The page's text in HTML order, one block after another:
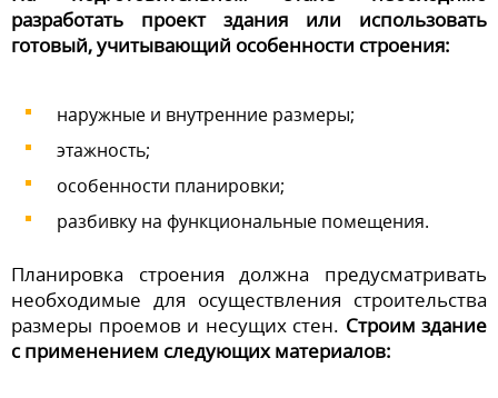
разработать проект здания или использовать
готовый, учитывающий особенности строения:
наружные и внутренние размеры;
этажность;
особенности планировки;
разбивку на функциональные помещения.
Планировка строения должна предусматривать
необходимые для осуществления строительства
размеры проемов и несущих стен. Строим здание
с применением следующих материалов: